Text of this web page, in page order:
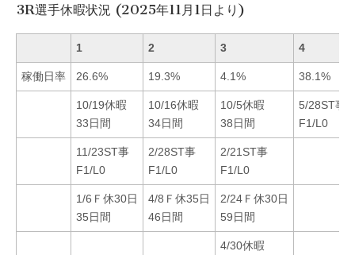
3R選手休暇状況 (2025年11月1日より)
1 2 3 4
稼働日率 26.6% 19.3% 4.1% 38.1%
10/19休暇
33日間
10/16休暇
34日間
10/5休暇
38日間
5/28ST事
F1/L0
11/23ST事
F1/L0
2/28ST事
F1/L0
2/21ST事
F1/L0
1/6Ｆ休30日
35日間
4/8Ｆ休35日
46日間
2/24Ｆ休30日
59日間
4/30休暇